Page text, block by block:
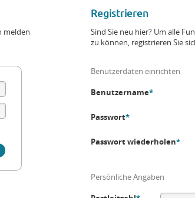
melden
Registrieren
Sind Sie neu hier? Um alle
zu können, registrieren Sie
Benutzerdaten einrichten
Benutzername*
Passwort*
Passwort wiederholen*
Persönliche Angaben